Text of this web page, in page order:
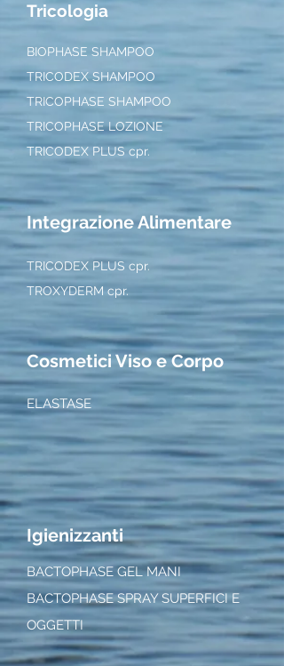
Tricologia
BIOPHASE SHAMPOO
TRICODEX SHAMPOO
TRICOPHASE SHAMPOO
TRICOPHASE LOZIONE
TRICODEX PLUS cpr.
Integrazione Alimentare
TRICODEX PLUS cpr.
TROXYDERM cpr.
Cosmetici Viso e Corpo
ELASTASE
Igienizzanti
BACTOPHASE GEL MANI
BACTOPHASE SPRAY SUPERFICI E
OGGETTI